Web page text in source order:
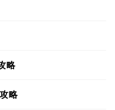
略
略